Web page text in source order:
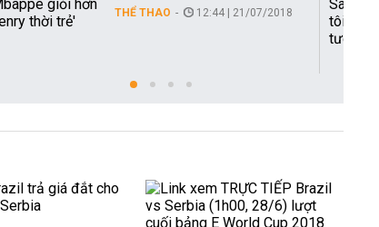
THỂ THAO 12:44 | 21/07/2018